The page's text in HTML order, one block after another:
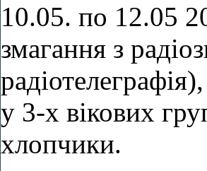
10.05. по 12.05
змагання з
у 3-х вікових
хлопчики.